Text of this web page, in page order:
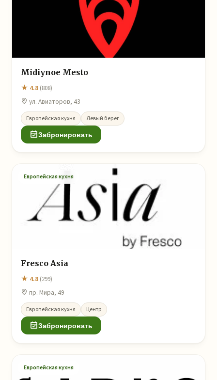
Midiynoe Mesto
★ 4.8 (808)
ул. Авиаторов, 43
Европейская кухня Левый берег
Забронировать
Европейская кухня
Fresco Asia
★ 4.8 (299)
пр. Мира, 49
Европейская кухня Центр
Забронировать
Европейская кухня